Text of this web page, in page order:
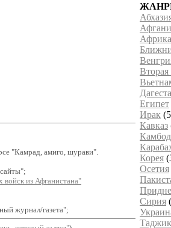
Африка
Египет
Ирак
Кавказ
Корея
Осетия
Сирия
"Камрад, амиго, шурави".
из Афганистана"
журнал/газета";